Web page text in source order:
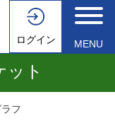
ログイン MENU
ット
フ